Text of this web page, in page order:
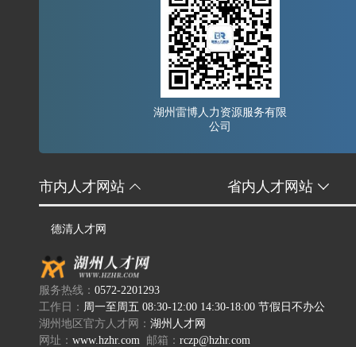
湖州雷博人力资源服务有限
公司
市内人才网站 省内人才网站
德清人才网
服务热线：0572-2201293
工作日： 周一至周五 08:30-12:00 14:30-18:00 节假日不办公
湖州地区官方人才网：湖州人才网
网址：www.hzhr.com 邮箱：rczp@hzhr.com